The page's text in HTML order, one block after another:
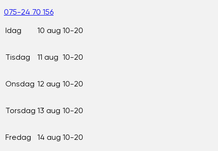
075-24 70 156
Idag 10 aug 10-20
Tisdag 11 aug 10-20
Onsdag 12 aug 10-20
Torsdag 13 aug 10-20
Fredag 14 aug 10-20